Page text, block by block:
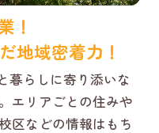
！
地域密着力！
暮らしに寄り添いな
エリアごとの住みや
区などの情報はもち